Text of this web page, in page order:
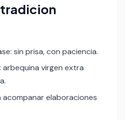
tradicion
sin prisa, con paciencia.
arbequina virgen extra
acompanar elaboraciones